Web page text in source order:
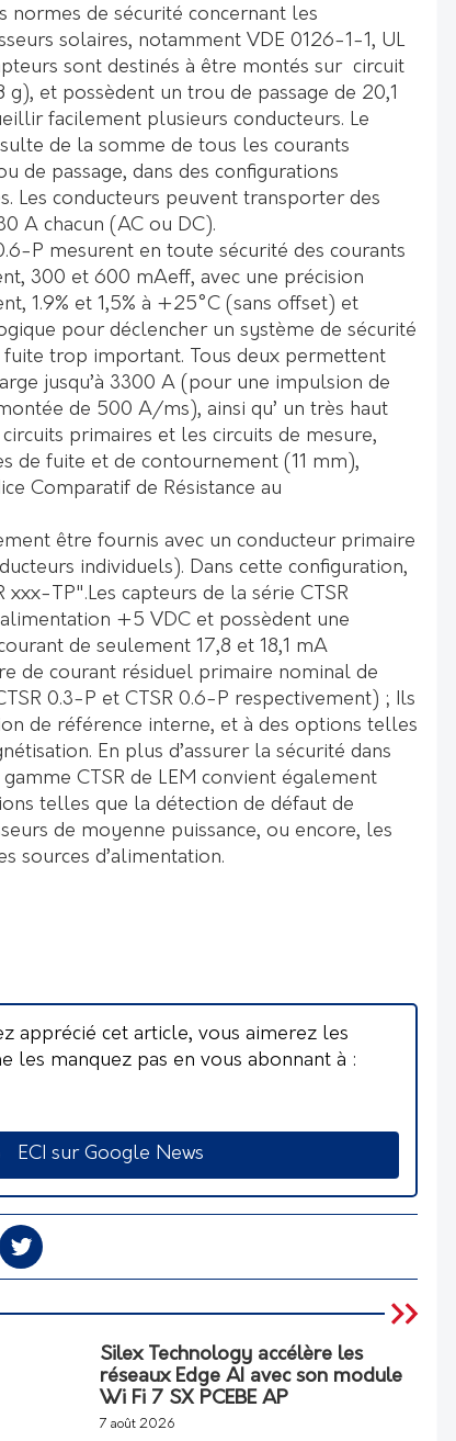
normes de sécurité concernant les
solaires, notamment VDE 0126-1-1, UL
sont destinés à être montés sur circuit
et possèdent un trou de passage de 20,1
facilement plusieurs conducteurs. Le
de la somme de tous les courants
de passage, dans des configurations
Les conducteurs peuvent transporter des
A chacun (AC ou DC).
P mesurent en toute sécurité des courants
300 et 600 mAeff, avec une précision
1.9% et 1,5% à +25°C (sans offset) et
pour déclencher un système de sécurité
fuite trop important. Tous deux permettent
jusqu’à 3300 A (pour une impulsion de
de 500 A/ms), ainsi qu’ un très haut
primaires et les circuits de mesure,
de fuite et de contournement (11 mm),
Comparatif de Résistance au
être fournis avec un conducteur primaire
individuels). Dans cette configuration,
TP".Les capteurs de la série CTSR
+5 VDC et possèdent une
de seulement 17,8 et 18,1 mA
de courant résiduel primaire nominal de
0.3-P et CTSR 0.6-P respectivement) ; Ils
de référence interne, et à des options telles
En plus d’assurer la sécurité dans
CTSR de LEM convient également
telles que la détection de défaut de
de moyenne puissance, ou encore, les
sources d’alimentation.
apprécié cet article, vous aimerez les
les manquez pas en vous abonnant à :
ECI sur Google News
Silex Technology accélère les
réseaux Edge AI avec son module
Wi Fi 7 SX PCEBE AP
7 août 2026